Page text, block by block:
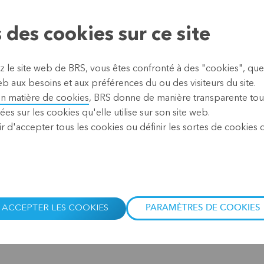
ou le français.
domaine et rapportent à chaque fois des histoires
lunch sera ensuite proposé aux participants.
et les conférenciers invités de
des cookies sur ce site
le site web de BRS, vous êtes confronté à des "cookies",
aux besoins et aux préférences du ou des visiteurs du site.
matière de cookies, BRS donne de manière transparente
sur les cookies qu'elle utilise sur son site web.
d'accepter tous les cookies ou définir les sortes de cookies
ACCEPTER LES COOKIES PARAMÈTRES DE COOKIES